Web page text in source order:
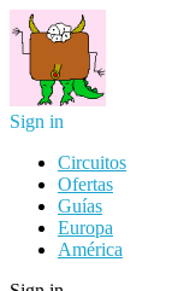
Sign in
Circuitos
Ofertas
Guías
Europa
América